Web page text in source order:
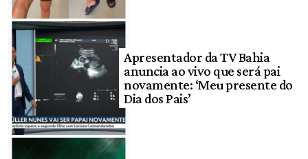
Apresentador da TV Bahia
anuncia ao vivo que será pai
novamente: ‘Meu presente do
Dia dos Pais’